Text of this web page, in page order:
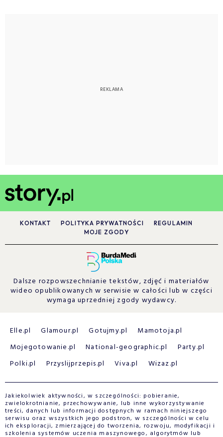
KONTAKT POLITYKA PRYWATNOŚCI
REGULAMIN
MOJE ZGODY
Dalsze rozpowszechnianie tekstów, zdjęć i materiałów
wideo opublikowanych w serwisie w całości lub w części
wymaga uprzedniej zgody wydawcy.
Elle.pl Glamour.pl Gotujmy.pl
Mamotoja.pl
Mojegotowanie.pl
National-geographic.pl
Party.pl
Polki.pl
Przyslijprzepis.pl Viva.pl Wizaz.pl
Jakiekolwiek aktywności, w szczególności: pobieranie,
zwielokrotnianie, przechowywanie, lub inne wykorzystywanie
treści, danych lub informacji dostępnych w ramach niniejszego
serwisu oraz wszystkich jego podstron, w szczególności w celu
ich eksploracji, zmierzającej do tworzenia, rozwoju, modyfikacji i
szkolenia systemów uczenia maszynowego, algorytmów lub